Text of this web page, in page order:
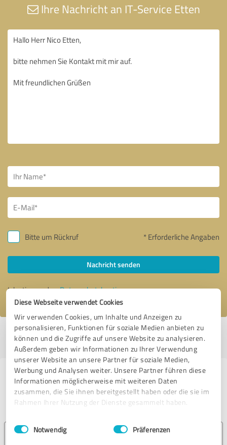
Diese Webseite verwendet Cookies
Wir verwenden Cookies, um Inhalte und Anzeigen zu
personalisieren, Funktionen für soziale Medien anbieten zu
können und die Zugriffe auf unsere Website zu analysieren.
Außerdem geben wir Informationen zu Ihrer Verwendung
unserer Website an unsere Partner für soziale Medien,
Werbung und Analysen weiter. Unsere Partner führen diese
Informationen möglicherweise mit weiteren Daten
zusammen, die Sie ihnen bereitgestellt haben oder die sie im
Rahmen Ihrer Nutzung der Dienste gesammelt haben.
Impressum Datenschutzbestimmungen
Einwilligungsauswahl
Notwendig Präferenzen
Ihre Nachricht an IT-Service Etten
Bitte um Rückruf * Erforderliche Angaben
Nachricht senden
Ich stimme denDatenschutzbestimmungenzu.
Profil aktiv seit 25.02.2024 | Letzte Aktualisierung: 27.07.2026
melden
Erfahrungen zu weiteren
Anbietern aus dem Bereich IT-
Dienstleistungen
Andre Delveaux